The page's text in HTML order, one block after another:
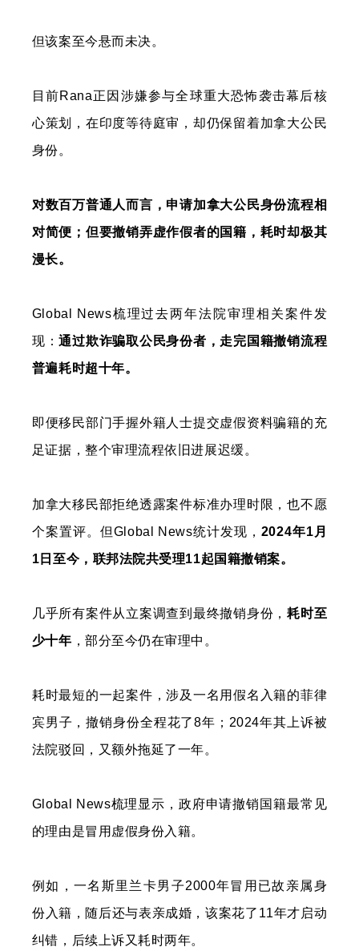
但该案至今悬而未决。
目前Rana正因涉嫌参与全球重大恐怖袭击幕后核
心策划，在印度等待庭审，却仍保留着加拿大公民
身份。
对数百万普通人而言，申请加拿大公民身份流程相
对简便；但要撤销弄虚作假者的国籍，耗时却极其
漫长。
Global News梳理过去两年法院审理相关案件发
现：通过欺诈骗取公民身份者，走完国籍撤销流程
普遍耗时超十年。
即便移民部门手握外籍人士提交虚假资料骗籍的充
足证据，整个审理流程依旧进展迟缓。
加拿大移民部拒绝透露案件标准办理时限，也不愿
个案置评。但Global News统计发现， 2024年1月
1日至今，联邦法院共受理11起国籍撤销案。
几乎所有案件从立案调查到最终撤销身份，耗时至
少十年 ，部分至今仍在审理中。
耗时最短的一起案件，涉及一名用假名入籍的菲律
宾男子，撤销身份全程花了8年；2024年其上诉被
法院驳回，又额外拖延了一年。
Global News梳理显示，政府申请撤销国籍最常见
的理由是冒用虚假身份入籍。
例如，一名斯里兰卡男子2000年冒用已故亲属身
份入籍，随后还与表亲成婚，该案花了11年才启动
纠错，后续上诉又耗时两年。